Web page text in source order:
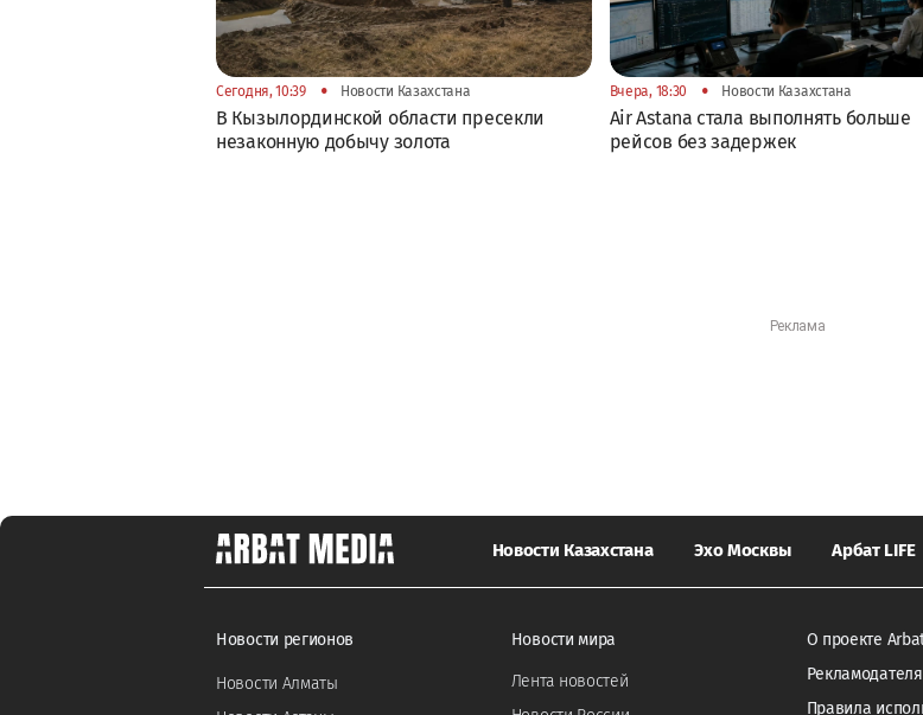
Сегодня, 10:39 • Новости Казахстана
В Кызылординской области пресекли
незаконную добычу золота
Вчера, 18:30 • Новости Казахстана
Air Astana стала выполнять больше
рейсов без задержек
Новости Казахстана Эхо Москвы Арбат LIFE
Новости регионов
Новости Алматы
Новости мира
Лента новостей
О проекте
Правила